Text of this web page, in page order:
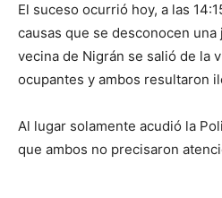
El suceso ocurrió hoy, a las
causas que se desconocen
vecina de Nigrán se salió de la
ocupantes y ambos resultaron
Al lugar solamente acudió la
que ambos no precisaron